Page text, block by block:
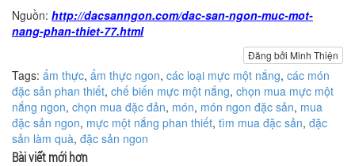
Nguồn: http://dacsanngon.com/dac-san-ngon-muc-mot-
nang-phan-thiet-77.html
Đăng bởi Minh Thiện
Tags: ẩm thực, ẩm thực ngon, các loại mực một nắng, các món
đặc sản phan thiết, chế biến mực một nắng, chọn mua mực một
nắng ngon, chọn mua đặc đản, món, món ngon đặc sản, mua
đặc sản ngon, mực một nắng phan thiết, tìm mua đặc sản, đặc
sản làm quà, đặc sản ngon
Bài viết mới hơn